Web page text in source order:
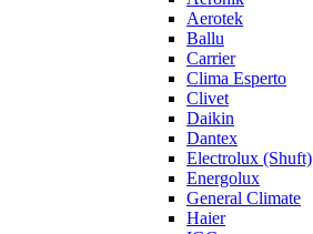
Aerotek
Ballu
Carrier
Clima Esperto
Clivet
Daikin
Dantex
Electrolux (Shuft)
Energolux
General Climate
Haier